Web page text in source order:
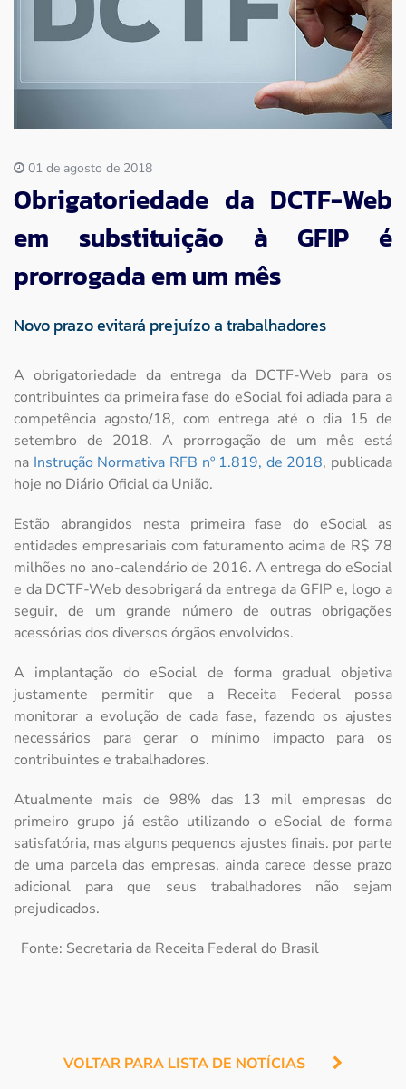
Imprensa
01 de agosto de 2018
Obrigatoriedade da DCTF-Web
em substituição à GFIP é
prorrogada em um mês
Novo prazo evitará prejuízo a trabalhadores
A obrigatoriedade da entrega da DCTF-Web para os
contribuintes da primeira fase do eSocial foi adiada para a
competência agosto/18, com entrega até o dia 15 de
setembro de 2018. A prorrogação de um mês está
na Instrução Normativa RFB nº 1.819, de 2018, publicada
hoje no Diário Oficial da União.
Estão abrangidos nesta primeira fase do eSocial as
entidades empresariais com faturamento acima de R$ 78
milhões no ano-calendário de 2016. A entrega do eSocial
e da DCTF-Web desobrigará da entrega da GFIP e, logo a
seguir, de um grande número de outras obrigações
acessórias dos diversos órgãos envolvidos.
A implantação do eSocial de forma gradual objetiva
justamente permitir que a Receita Federal possa
monitorar a evolução de cada fase, fazendo os ajustes
necessários para gerar o mínimo impacto para os
contribuintes e trabalhadores.
Atualmente mais de 98% das 13 mil empresas do
primeiro grupo já estão utilizando o eSocial de forma
satisfatória, mas alguns pequenos ajustes finais. por parte
de uma parcela das empresas, ainda carece desse prazo
adicional para que seus trabalhadores não sejam
prejudicados.
Fonte: Secretaria da Receita Federal do Brasil
VOLTAR PARA LISTA DE NOTÍCIAS